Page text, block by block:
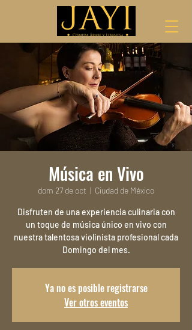
Música en Vivo
dom 27 de oct
  |
Ciudad de México
Disfruten de una experiencia culinaria con
un toque de música único en vivo con
nuestra talentosa violinista profesional cada
Domingo del mes.
Ya no es posible registrarse
Ver otros eventos